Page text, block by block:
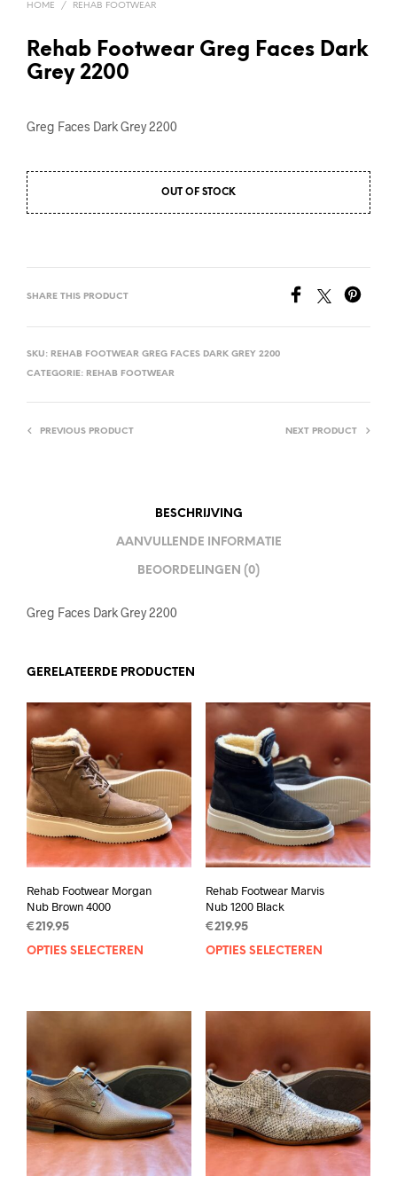
HOME / REHAB FOOTWEAR
Rehab Footwear Greg Faces Dark
Grey 2200
Greg Faces Dark Grey 2200
OUT OF STOCK
SHARE THIS PRODUCT
SKU: REHAB FOOTWEAR GREG FACES DARK GREY 2200
CATEGORIE: REHAB FOOTWEAR
PREVIOUS PRODUCT NEXT PRODUCT
BESCHRIJVING
AANVULLENDE INFORMATIE
BEOORDELINGEN (0)
Greg Faces Dark Grey 2200
GERELATEERDE PRODUCTEN
Rehab Footwear Morgan
Nub Brown 4000
€219.95
OPTIES SELECTEREN
Dit
meerdere
optie
kan
gekozen
worden
de
productpagina
Rehab Footwear Marvis
Nub 1200 Black
€219.95
OPTIES SELECTEREN
kan
op
de